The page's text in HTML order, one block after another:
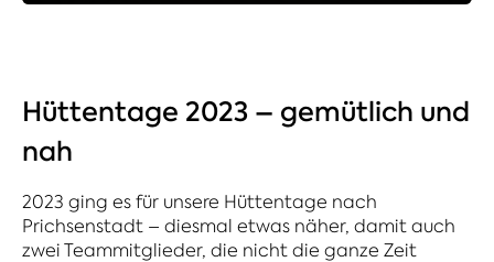
Hüttentage 2023 – gemütlich und
nah
2023 ging es für unsere Hüttentage nach
Prichsenstadt – diesmal etwas näher, damit auch
zwei Teammitglieder, die nicht die ganze Zeit